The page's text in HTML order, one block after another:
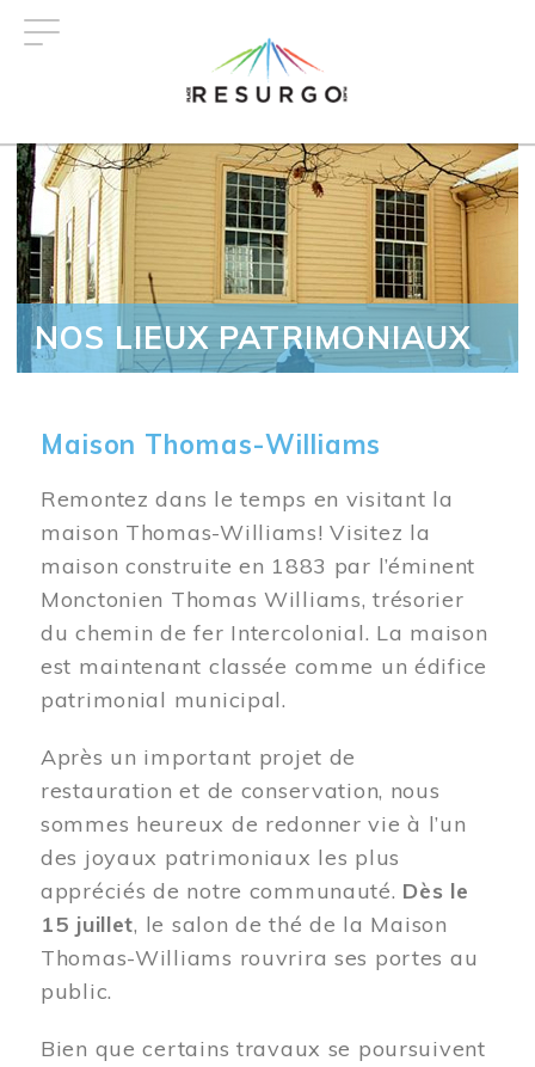
NOS LIEUX PATRIMONIAUX
Maison Thomas-Williams
Remontez dans le temps en visitant la
maison Thomas-Williams! Visitez la
maison construite en 1883 par l’éminent
Monctonien Thomas Williams, trésorier
du chemin de fer Intercolonial. La maison
est maintenant classée comme un édifice
patrimonial municipal.
Après un important projet de
restauration et de conservation, nous
sommes heureux de redonner vie à l’un
des joyaux patrimoniaux les plus
appréciés de notre communauté. Dès le
15 juillet, le salon de thé de la Maison
Thomas-Williams rouvrira ses portes au
public.
Bien que certains travaux se poursuivent